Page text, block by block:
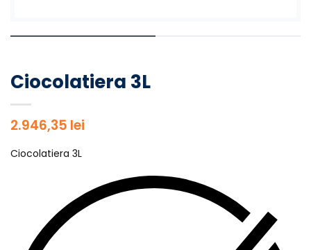
Ciocolatiera 3L
2.946,35 lei
Ciocolatiera 3L